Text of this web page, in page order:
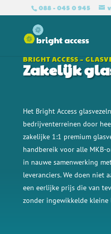
088 - 045 0 945
BRIGHT ACCESS –
Zakelijk
Het Bright Access
bedrijventerreinen door
zakelijke 1:1 premium
handbereik voor alle MKB-
in nauwe samenwerking
leveranciers. We doen niet
een eerlijke prijs die van
zonder ingewikkelde kleine